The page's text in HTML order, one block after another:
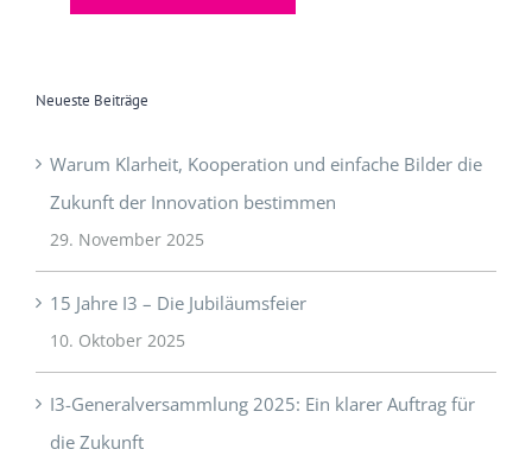
Neueste Beiträge
Warum Klarheit, Kooperation und einfache Bilder die
Zukunft der Innovation bestimmen
29. November 2025
15 Jahre I3 – Die Jubiläumsfeier
10. Oktober 2025
I3-Generalversammlung 2025: Ein klarer Auftrag für
die Zukunft